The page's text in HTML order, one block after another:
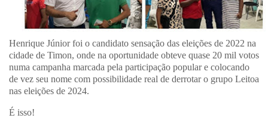
Henrique Júnior foi o candidato sensação das eleições de 2022 na
cidade de Timon, onde na oportunidade obteve quase 20 mil votos
numa campanha marcada pela participação popular e colocando
de vez seu nome com possibilidade real de derrotar o grupo Leitoa
nas eleições de 2024.
É isso!